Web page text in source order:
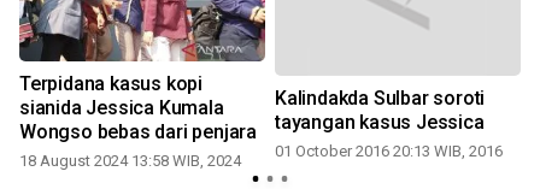
Terpidana kasus kopi
sianida Jessica Kumala
Wongso bebas dari penjara
18 August 2024 13:58 WIB, 2024
Kalindakda Sulbar soroti
tayangan kasus Jessica
01 October 2016 20:13 WIB, 2016